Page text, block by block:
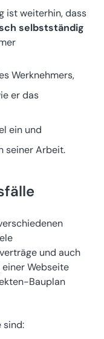
ist weiterhin, dass
selbstständig
Werknehmers,
er das
ein und
seiner Arbeit.
und auch
Webseite
Bauplan
sind: